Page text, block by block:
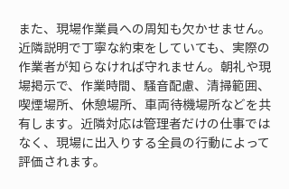
また、現場作業員への周知も欠かせません。
近隣説明で丁寧な約束をしていても、実際の
作業者が知らなければ守れません。朝礼や現
場掲示で、作業時間、騒音配慮、清掃範囲、
喫煙場所、休憩場所、車両待機場所などを共
有します。近隣対応は管理者だけの仕事では
なく、現場に出入りする全員の行動によって
評価されます。